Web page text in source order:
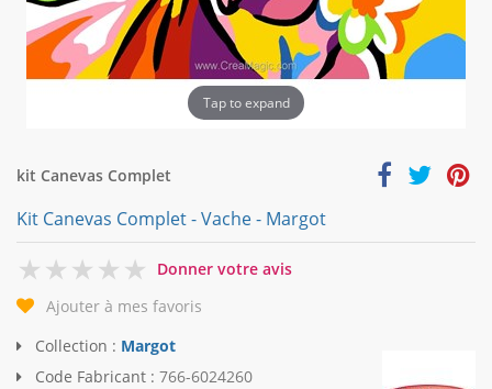
Tap to expand
kit Canevas Complet
Kit Canevas Complet - Vache - Margot
0
Donner votre avis
Ajouter à mes favoris
Collection : Margot
Code Fabricant : 766-6024260